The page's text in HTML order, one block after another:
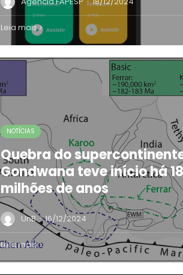
Leia mais
NOTÍCIAS
Quebra do
Gondwana teve início há
milhões de anos
UnB · 16/12/2024
Leia mais